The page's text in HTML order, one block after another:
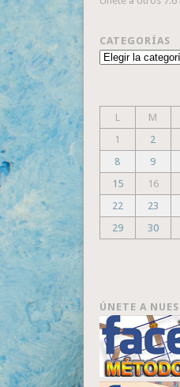
CATEGORÍAS
Categorías
L
M
1
2
8
9
15
16
22
23
29
30
ÚNETE A